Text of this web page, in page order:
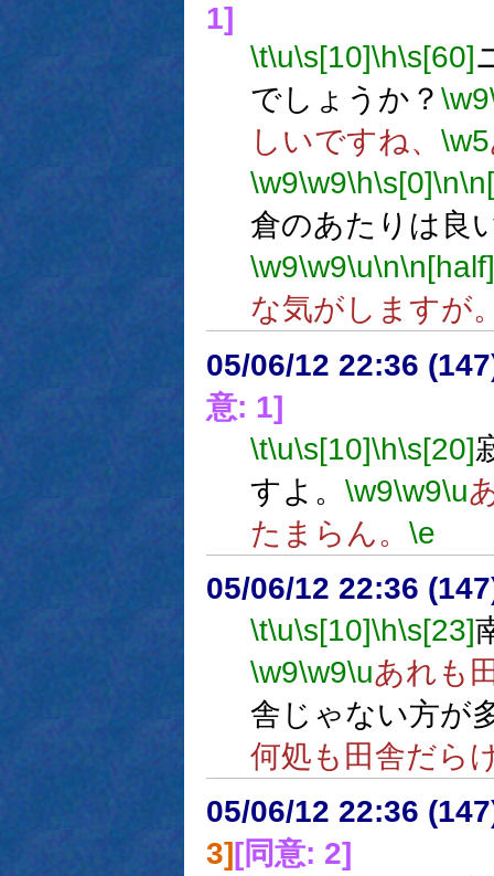
1]
\t\u\s[10]\h\s[60]
でしょうか？ \w9
しいですね、 \w5
\w9\w9\h\s[0]\n
倉のあたりは良
\w9\w9\u\n\n[half]
な気がしますが
05/06/12 22:36
意: 1]
\t\u\s[10]\h\s[20]
すよ。 \w9\w9\u
たまらん。 \e
05/06/12 22:36
\t\u\s[10]\h\s[23]
\w9\w9\uあれも
舎じゃない方が
何処も田舎だら
05/06/12 22:36
3][同意: 2]